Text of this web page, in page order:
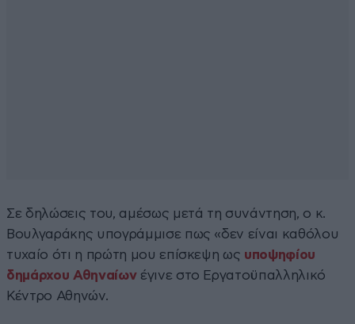
Σε δηλώσεις του, αμέσως μετά τη συνάντηση, ο κ.
Βουλγαράκης υπογράμμισε πως «δεν είναι καθόλου
τυχαίο ότι η πρώτη μου επίσκεψη ως υποψηφίου
δημάρχου Αθηναίωνέγινε στο Εργατοϋπαλληλικό
Κέντρο Αθηνών.